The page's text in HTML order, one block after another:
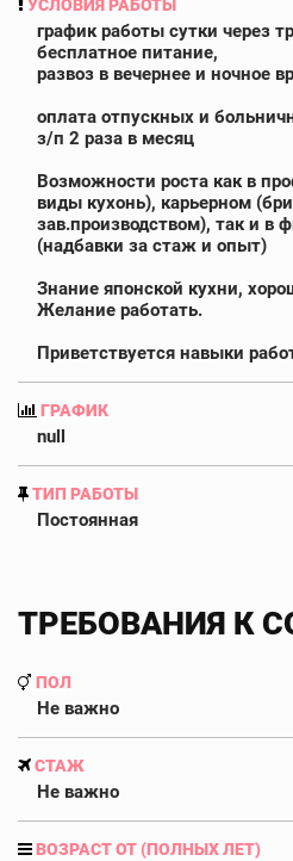
УСЛОВИЯ РАБОТЫ
график работы сутки через
бесплатное питание,
развоз в вечернее и ночное
оплата отпускных и
з/п 2 раза в месяц
Возможности роста как в
виды кухонь), карьерном
зав.производством), так и в
(надбавки за стаж и опыт)
Знание японской кухни,
Желание работать.
Приветствуется навыки
ГРАФИК
null
ТИП РАБОТЫ
Постоянная
ТРЕБОВАНИЯ К
ПОЛ
Не важно
СТАЖ
Не важно
ВОЗРАСТ ОТ (ПОЛНЫХ ЛЕТ)